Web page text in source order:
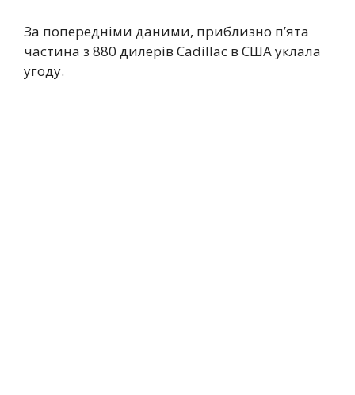
За попередніми даними, приблизно п’ята
частина з 880 дилерів Cadillac в США уклала
угоду.